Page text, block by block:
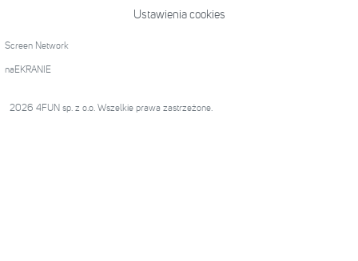
Ustawienia cookies
Screen Network
naEKRANIE
2026 4FUN sp. z o.o. Wszelkie prawa zastrzeżone.